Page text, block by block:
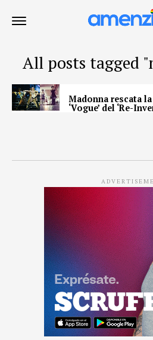
All posts tagged
Madonna rescata
‘Vogue’ del ‘Re-